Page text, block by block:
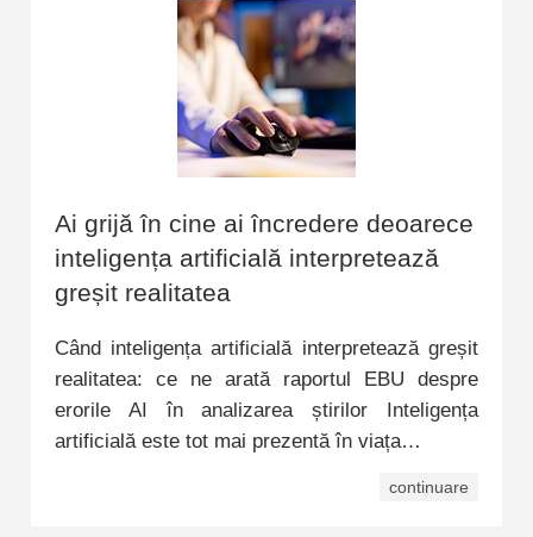
Ai grijă în cine ai încredere deoarece
inteligența artificială interpretează
greșit realitatea
Când inteligența artificială interpretează greșit
realitatea: ce ne arată raportul EBU despre
erorile AI în analizarea știrilor Inteligența
artificială este tot mai prezentă în viața…
continuare